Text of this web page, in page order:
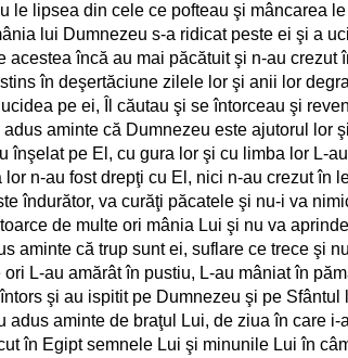
le lipsea din cele ce pofteau şi mâncarea
lui Dumnezeu s-a ridicat peste ei şi a
acestea încă au mai păcătuit şi n-au crezut
în deşertăciune zilele lor şi anii lor
pe ei, Îl căutau şi se întorceau şi
adus aminte că Dumnezeu este ajutorul lor
înşelat pe El, cu gura lor şi cu limba lor L-
lor n-au fost drepţi cu El, nici n-au crezut în
îndurător, va curăţi păcatele şi nu-i va
de multe ori mânia Lui şi nu va
aminte că trup sunt ei, suflare ce trece şi
ori L-au amărât în pustiu, L-au mâniat în
şi au ispitit pe Dumnezeu şi pe Sfântul
adus aminte de braţul Lui, de ziua în care
în Egipt semnele Lui şi minunile Lui în